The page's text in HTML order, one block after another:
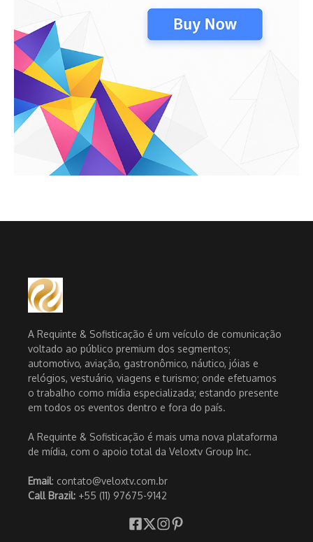
A Requinte & Sofisticação é um veículo de comunicação
voltado ao público premium dos segmentos;
automotivo, aviação, gastronômico, náutico, jóias e
relógios, vestuário, viagens e turismo; onde efetuamos
o trabalho como mídia especializada; estando presente
em todos os eventos dentro e fora do país.
A Requinte & Sofisticação é mais uma nova plataforma
de mídia, com o apoio total da Veloxtv Group Inc.
Email: contato@veloxtv.com.br
Call Brazil: +55 (11) 97675-9142